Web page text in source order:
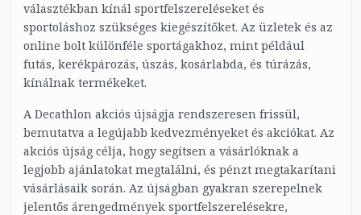
választékban kínál sportfelszereléseket és
sportoláshoz szükséges kiegészítőket. Az üzletek és az
online bolt különféle sportágakhoz, mint például
futás, kerékpározás, úszás, kosárlabda, és túrázás,
kínálnak termékeket.
A Decathlon akciós újságja rendszeresen frissül,
bemutatva a legújabb kedvezményeket és akciókat. Az
akciós újság célja, hogy segítsen a vásárlóknak a
legjobb ajánlatokat megtalálni, és pénzt megtakarítani
vásárlásaik során. Az újságban gyakran szerepelnek
jelentős árengedmények sportfelszerelésekre,